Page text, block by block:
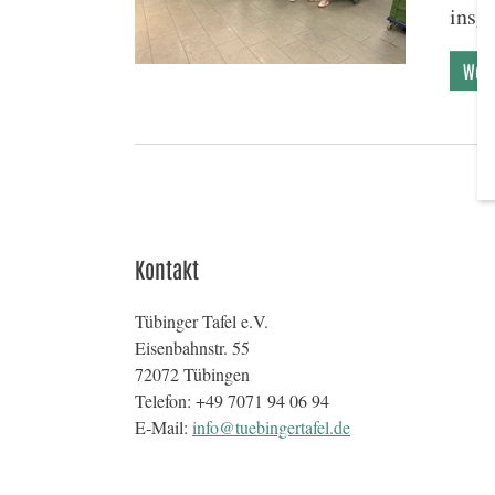
Kontakt
Tübinger Tafel e.V.
Eisenbahnstr. 55
72072 Tübingen
Telefon: +49 7071 94 06 94
E-Mail: info@tuebingertafel.de